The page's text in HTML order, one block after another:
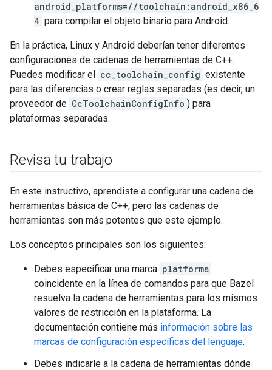
android_platforms=//toolchain:android_x86_6
4 para compilar el objeto binario para Android.
En la práctica, Linux y Android deberían tener diferentes
configuraciones de cadenas de herramientas de C++.
Puedes modificar el cc_toolchain_config existente
para las diferencias o crear reglas separadas (es decir, un
proveedor de CcToolchainConfigInfo ) para
plataformas separadas.
Revisa tu trabajo
En este instructivo, aprendiste a configurar una cadena de
herramientas básica de C++, pero las cadenas de
herramientas son más potentes que este ejemplo.
Los conceptos principales son los siguientes:
Debes especificar una marca platforms
coincidente en la línea de comandos para que Bazel
resuelva la cadena de herramientas para los mismos
valores de restricción en la plataforma. La
documentación contiene más información sobre las
marcas de configuración específicas del lenguaje.
Debes indicarle a la cadena de herramientas dónde